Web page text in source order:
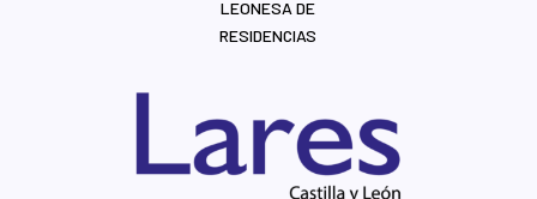
LEONESA DE
RESIDENCIAS